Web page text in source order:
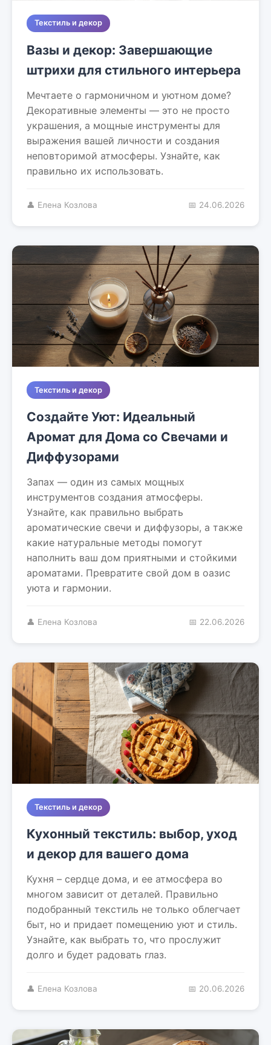
Текстиль и декор
Вазы и декор: Завершающие
штрихи для стильного интерьера
Мечтаете о гармоничном и уютном доме?
Декоративные элементы — это не просто
украшения, а мощные инструменты для
выражения вашей личности и создания
неповторимой атмосферы. Узнайте, как
правильно их использовать.
👤 Елена Козлова 📅 24.06.2026
Текстиль и декор
Создайте Уют: Идеальный
Аромат для Дома со Свечами и
Диффузорами
Запах — один из самых мощных
инструментов создания атмосферы.
Узнайте, как правильно выбрать
ароматические свечи и диффузоры, а также
какие натуральные методы помогут
наполнить ваш дом приятными и стойкими
ароматами. Превратите свой дом в оазис
уюта и гармонии.
👤 Елена Козлова 📅 22.06.2026
Текстиль и декор
Кухонный текстиль: выбор, уход
и декор для вашего дома
Кухня – сердце дома, и ее атмосфера во
многом зависит от деталей. Правильно
подобранный текстиль не только облегчает
быт, но и придает помещению уют и стиль.
Узнайте, как выбрать то, что прослужит
долго и будет радовать глаз.
👤 Елена Козлова 📅 20.06.2026